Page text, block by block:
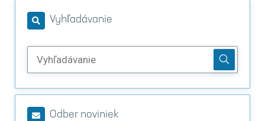
Vyhľadávanie
Odber noviniek